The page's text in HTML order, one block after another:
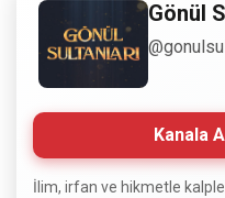
Copyright © 2008 -
Sitemizdeki bilgiler,
hazırlanmıştır.
almaya gerek
Gönül
Kanala
İlim, irfan ve hikmetle